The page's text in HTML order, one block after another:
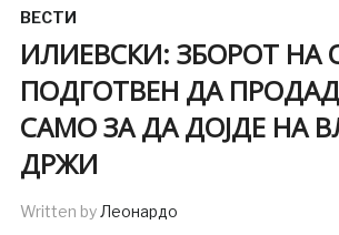
ВЕСТИ
ИЛИЕВСКИ: ЗБОРОТ НА
ПОДГОТВЕН ДА
САМО ЗА ДА ДОЈДЕ НА
ДРЖИ
Written byЛеонардо